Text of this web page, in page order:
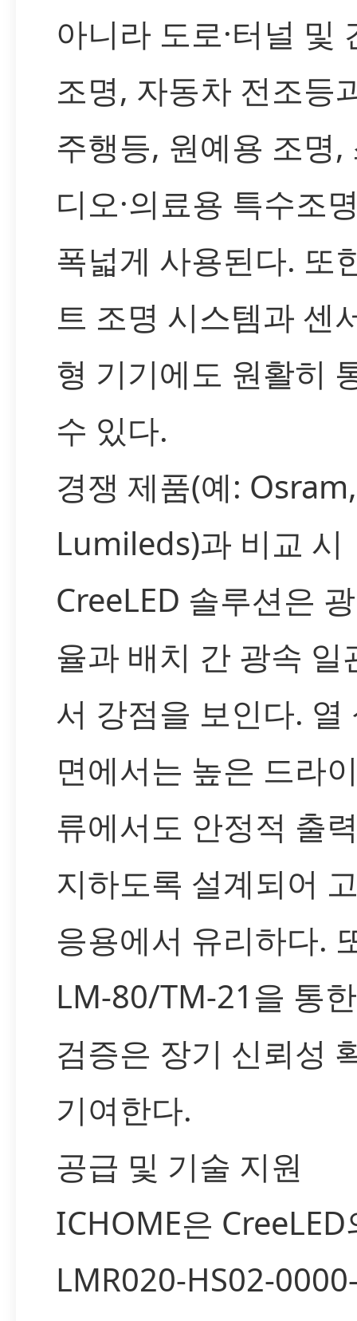
아니라 도로·터널 및
조명, 자동차 전조등
주행등, 원예용 조명,
디오·의료용 특수조
폭넓게 사용된다. 또
트 조명 시스템과 센
형 기기에도 원활히
수 있다.
경쟁 제품(예: Osram,
Lumileds)과 비교 시
CreeLED 솔루션은
율과 배치 간 광속 일
서 강점을 보인다. 열
면에서는 높은 드라
류에서도 안정적 출
지하도록 설계되어
응용에서 유리하다.
LM-80/TM-21을 통
검증은 장기 신뢰성
기여한다.
공급 및 기술 지원
ICHOME은 CreeLED
LMR020-HS02-